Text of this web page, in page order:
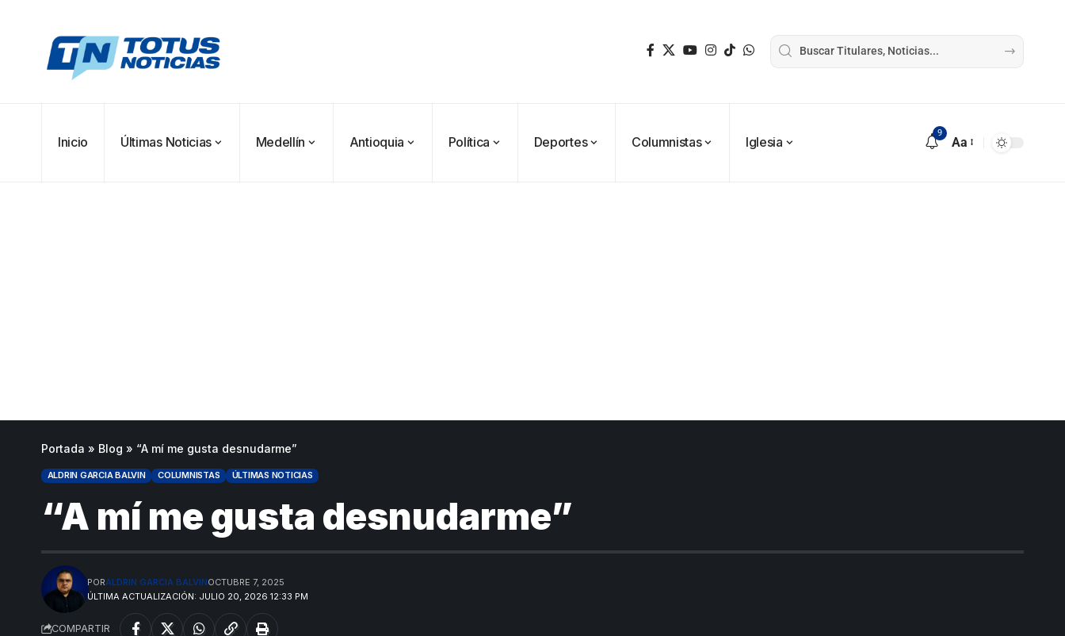
Inicio Últimas Noticias Medellín Antioquia Política Deportes Columnistas Iglesia
9
Aa
Portada » Blog » “A mí me gusta desnudarme”
ALDRIN GARCIA BALVIN COLUMNISTAS ÚLTIMAS NOTICIAS
“A mí me gusta desnudarme”
ÚLTIMA ACTUALIZACIÓN: JULIO 20, 2026 12:33 PM
PORALDRIN GARCIA BALVINOCTUBRE 7, 2025
COMPARTIR